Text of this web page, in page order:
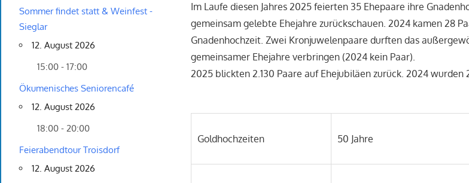
Im Laufe diesen Jahres 2025 feierten 35 Ehepaare ihre
gemeinsam gelebte Ehejahre zurückschauen. 2024 kamen 28
Gnadenhochzeit. Zwei Kronjuwelenpaare durften das
gemeinsamer Ehejahre verbringen (2024 kein Paar).
2025 blickten 2.130 Paare auf Ehejubiläen zurück. 2024 wurden
Goldhochzeiten 50 Jahre
Sommer findet statt & Weinfest -
Sieglar
12. August 2026
15:00 - 17:00
Ökumenisches Seniorencafé
12. August 2026
18:00 - 20:00
Feierabendtour Troisdorf
12. August 2026